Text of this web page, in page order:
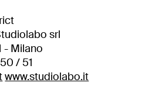
srl
- Milano
/ 51
www.studiolabo.it